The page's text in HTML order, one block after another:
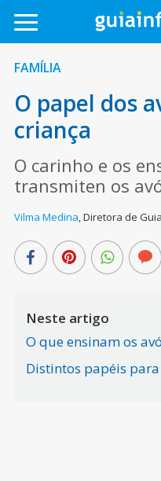
FAMÍLIA
O papel dos
criança
O carinho e os
transmiten os
Vilma Medina,Diretora de
Neste artigo
O que ensinam os
Distintos papéis para